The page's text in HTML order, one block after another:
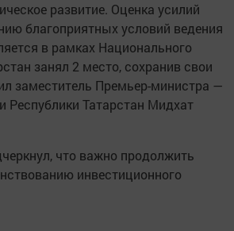
развитие. Оценка усилий
благоприятных условий ведения
в рамках Национального
занял 2 место, сохранив свои
заместитель Премьер-министра —
Республики Татарстан Мидхат
что важно продолжить
инвестиционного